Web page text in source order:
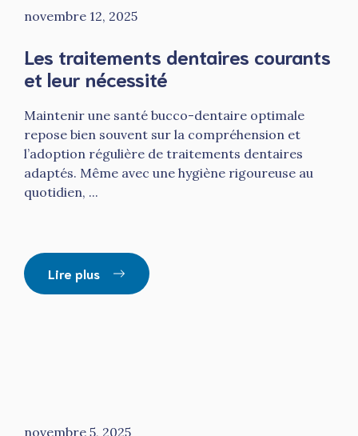
novembre 12, 2025
Les traitements dentaires courants
et leur nécessité
Maintenir une santé bucco-dentaire optimale
repose bien souvent sur la compréhension et
l’adoption régulière de traitements dentaires
adaptés. Même avec une hygiène rigoureuse au
quotidien, ...
Lire plus
novembre 5, 2025